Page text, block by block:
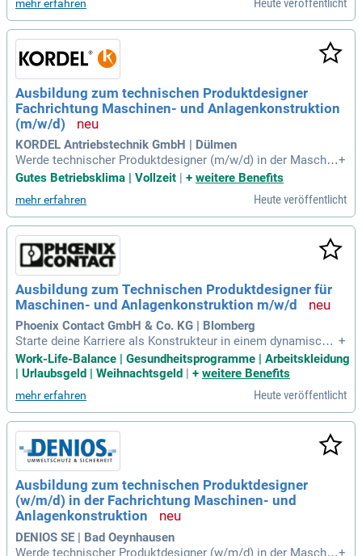
egen zukünftige Bedrohungen bestehen, und bringen Spitzen
technologie zur Serienreife. Unsere hochpräzisen Systeme
sichern nicht nur militärische Überlegenheit, sondern stärke
n auch politische Handlungsfähigkeit. Bei MBDA erleben Sie
ein anspruchsvolles Arbeitsumfeld, das Lernen und persönli
che Entwicklung fördert. Vertrauen, Respekt und Teamwork
sind die Grundlagen unserer Unternehmenskultur. Entfalten
Sie Ihr Potenzial in einem vielfältigen und integrativen Team,
das stolz auf gemeinsame Leistungen ist.
mehr erfahren Heute veröffentlicht
Ausbildung zum technischen Produktdesigner
Fachrichtung Maschinen- und Anlagenkonstruktion
(m/w/d)
KORDEL Antriebstechnik GmbH | Dülmen
Werde technischer Produktdesigner (m/w/d) in der Maschin
en- und Anlagenkonstruktion bei Kordel! Profitiere von neue
klima. Hier erwarten dich eine facettenreiche Ausbildung, fa
ire Entlohnung und flache Hierarchien. Du lernst alles über K
onstruktion, CAD-Design und moderne Fertigungstechniken.
Wir suchen junge Talente mit Interesse an Mathe, Physik un
d Technik sowie Kreativität und Teamgeist. Starte deine Kar
riere mit spannenden Azubi-Events und individueller Betreuu
ng – bewirb dich jetzt!
+
Gutes Betriebsklima | Vollzeit | + weitere Benefits
mehr erfahren Heute veröffentlicht
Ausbildung zum Technischen Produktdesigner für
Maschinen- und Anlagenkonstruktion m/w/d
Phoenix Contact GmbH & Co. KG | Blomberg
Starte deine Karriere als Konstrukteur in einem dynamische
n Unternehmen! Wir bieten dir eine fundierte Ausbildung zur
Entwicklung komplexer Produkte und Prototypen mithilfe m
jekten, die Kreativität und technisches Verständnis erforder
n. Eine gute Fachoberschulreife oder höhere Qualifikation is
t Voraussetzung, gepaart mit Teamfähigkeit und einem ausg
eprägten räumlichen Vorstellungsvermögen. Profitiere von
flexiblen Arbeitszeiten, einer 35-Stunden-Woche und umfass
enden Weiterbildungsmöglichkeiten. Bewirb dich jetzt und si
chere dir eine vielversprechende Zukunft mit attraktiven Zus
atzleistungen!
+
Work-Life-Balance | Gesundheitsprogramme | Arbeitskleidung
| Urlaubsgeld | Weihnachtsgeld
+ weitere Benefits
mehr erfahren Heute veröffentlicht
Ausbildung zum technischen Produktdesigner
(w/m/d) in der Fachrichtung Maschinen- und
Anlagenkonstruktion
DENIOS SE | Bad Oeynhausen
Werde technischer Produktdesigner (w/m/d) in der Maschin+